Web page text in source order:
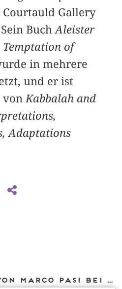
Gallery
BuchAleister
Temptation of
in mehrere
und er ist
von Kabbalah and
Adaptations
Weitere Texte von Marco Pasi bei DIAPHANES